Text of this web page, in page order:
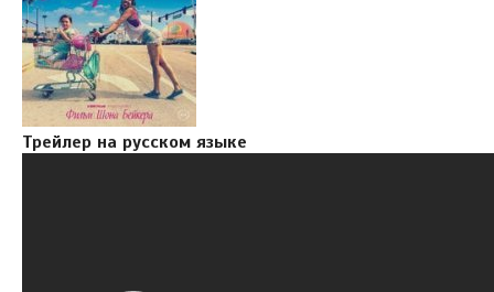
Трейлер на русском языке